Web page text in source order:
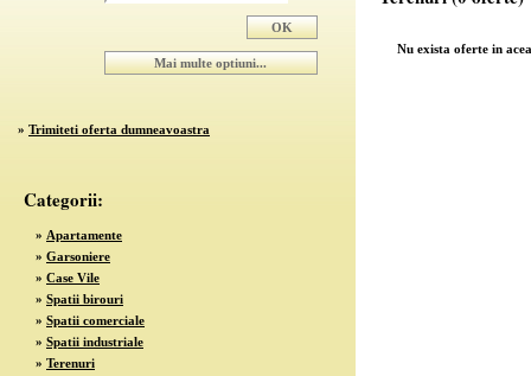
» Trimiteti oferta dumneavoastra
Categorii:
» Apartamente
» Garsoniere
» Case Vile
» Spatii birouri
» Spatii comerciale
» Spatii industriale
» Terenuri
Nu exista oferte in